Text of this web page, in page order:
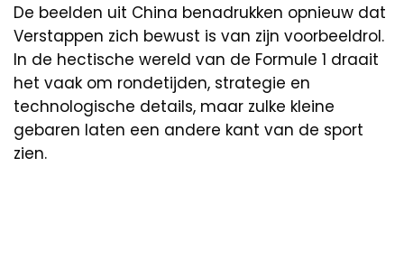
De beelden uit China benadrukken opnieuw dat
Verstappen zich bewust is van zijn voorbeeldrol.
In de hectische wereld van de Formule 1 draait
het vaak om rondetijden, strategie en
technologische details, maar zulke kleine
gebaren laten een andere kant van de sport
zien.